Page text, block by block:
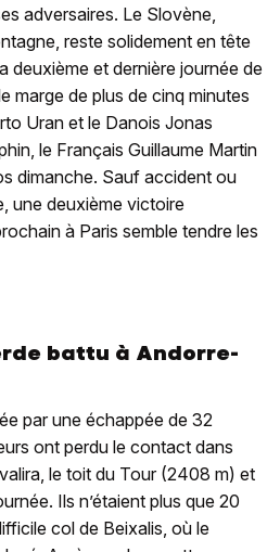
adversaires. Le Slovène,
reste solidement en tête
deuxième et dernière journée de
marge de plus de cinq minutes
Uran et le Danois Jonas
le Français Guillaume Martin
dimanche. Sauf accident ou
une deuxième victoire
à Paris semble tendre les
battu à Andorre-
par une échappée de 32
ont perdu le contact dans
le toit du Tour (2408 m) et
Ils n’étaient plus que 20
col de Beixalis, où le